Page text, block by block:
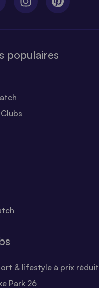
populaires
& lifestyle à prix réduit
Park 26